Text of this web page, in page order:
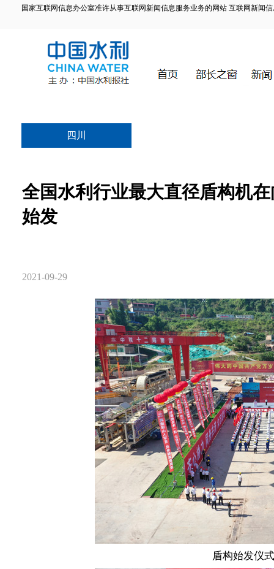
国家互联网信息办公室准许从事互联网新闻信息服务业务的网站 互联网新闻信
四川
全国水利行业最大直径盾构机
始发
2021-09-29
盾构始发仪